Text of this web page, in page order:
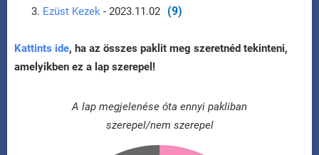
Ezüst Kezek - 2023.11.02 (9)
Kattints ide, ha az összes paklit meg szeretnéd tekinteni,
amelyikben ez a lap szerepel!
A lap megjelenése óta ennyi pakliban
szerepel/nem szerepel